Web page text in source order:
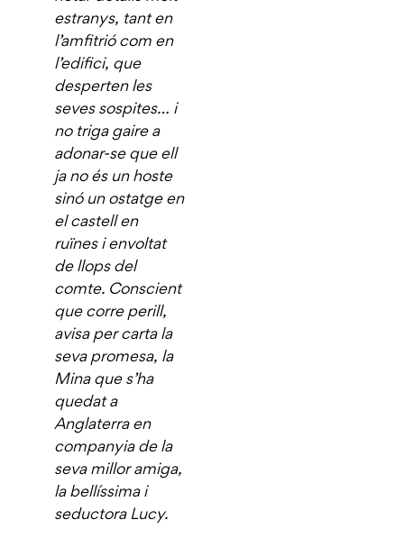
estranys, tant en
l’amfitrió com en
l’edifici, que
desperten les
seves sospites… i
no triga gaire a
adonar-se que ell
ja no és un hoste
sinó un ostatge en
el castell en
ruïnes i envoltat
de llops del
comte. Conscient
que corre perill,
avisa per carta la
seva promesa, la
Mina que s’ha
quedat a
Anglaterra en
companyia de la
seva millor amiga,
la bellíssima i
seductora Lucy.